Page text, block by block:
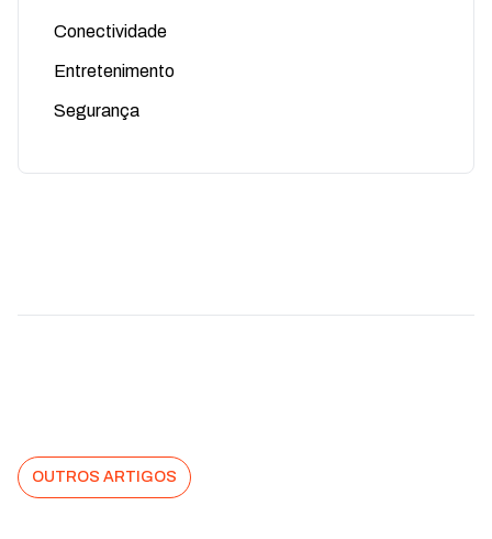
Conectividade
Entretenimento
Segurança
OUTROS ARTIGOS